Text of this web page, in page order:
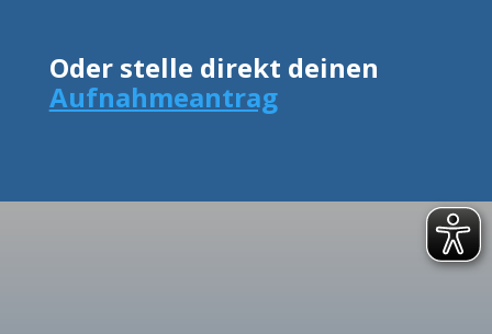
Oder stelle direkt deinen
Aufnahmeantrag